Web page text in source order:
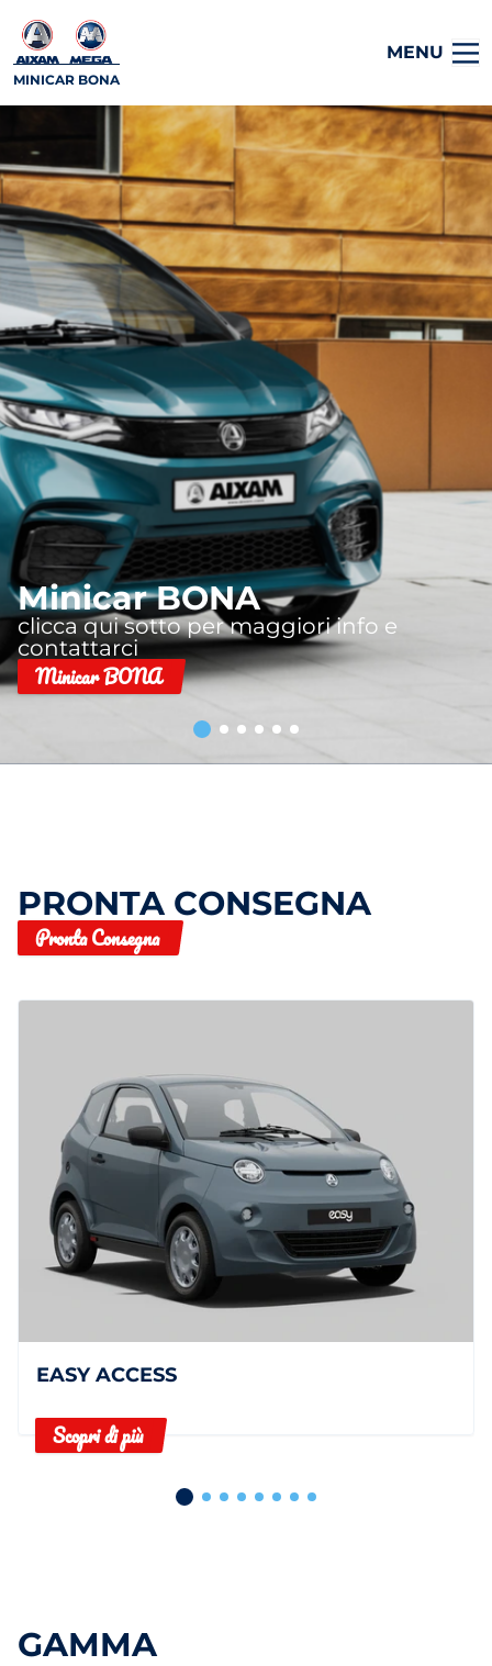
MINICAR BONA
MENU
Minicar BONA
clicca qui sotto per maggiori info e
contattarci
Minicar BONA
PRONTA CONSEGNA
Pronta Consegna
EASY ACCESS
Scopri di più
GAMMA